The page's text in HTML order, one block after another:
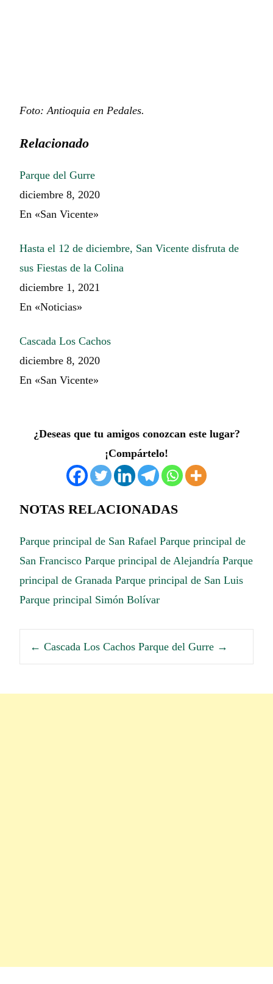
Foto: Antioquia en Pedales.
Relacionado
Parque del Gurre
diciembre 8, 2020
En «San Vicente»
Hasta el 12 de diciembre, San Vicente disfruta de
sus Fiestas de la Colina
diciembre 1, 2021
En «Noticias»
Cascada Los Cachos
diciembre 8, 2020
En «San Vicente»
¿Deseas que tu amigos conozcan este lugar?
¡Compártelo!
NOTAS RELACIONADAS
Parque principal de San Rafael Parque principal de
San Francisco Parque principal de Alejandría Parque
principal de Granada Parque principal de San Luis
Parque principal Simón Bolívar
← Cascada Los Cachos Parque del Gurre →